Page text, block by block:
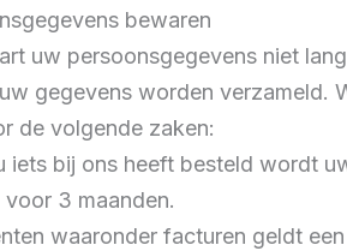
bewaren
uw persoonsgegevens niet
gegevens worden verzameld.
de volgende zaken:
iets bij ons heeft besteld wordt
3 maanden.
waaronder facturen geldt